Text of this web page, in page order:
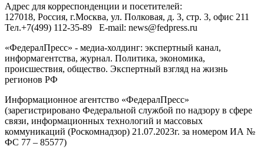
Адрес для корреспонденции и посетителей:
127018, Россия, г.Москва, ул. Полковая, д. 3, стр. 3, офис 211
Тел.+7(499) 112-35-89 E-mail: news@fedpress.ru
«ФедералПресс» - медиа-холдинг: экспертный канал,
информагентства, журнал. Политика, экономика,
происшествия, общество. Экспертный взгляд на жизнь
регионов РФ
Информационное агентство «ФедералПресс»
(зарегистрировано Федеральной службой по надзору в сфере
связи, информационных технологий и массовых
коммуникаций (Роскомнадзор) 21.07.2023г. за номером ИА №
ФС 77 – 85577)